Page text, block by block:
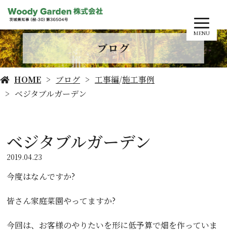
MENU
ブログ
HOME ブログ 工事編/施工事例
ベジタブルガーデン
ベジタブルガーデン
2019.04.23
今度はなんですか?
皆さん家庭菜園やってますか?
今回は、お客様のやりたいを形に低予算で畑を作っていま